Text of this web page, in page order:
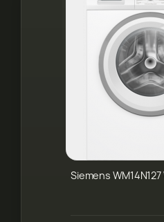
Siemens